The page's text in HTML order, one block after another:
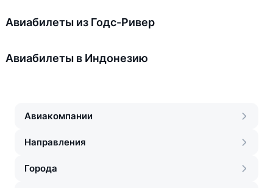
Авиабилеты из Годс-Ривер
Авиабилеты в Индонезию
Авиакомпании
Направления
Города